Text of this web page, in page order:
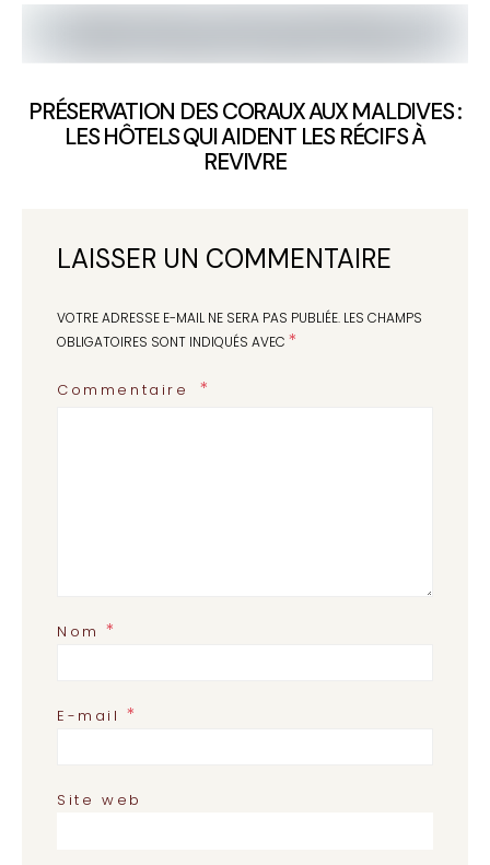
PRÉSERVATION DES CORAUX AUX MALDIVES :
LES HÔTELS QUI AIDENT LES RÉCIFS À
REVIVRE
LAISSER UN COMMENTAIRE
VOTRE ADRESSE E-MAIL NE SERA PAS PUBLIÉE. LES CHAMPS
OBLIGATOIRES SONT INDIQUÉS AVEC *
Commentaire
Nom*
E-mail*
Site web